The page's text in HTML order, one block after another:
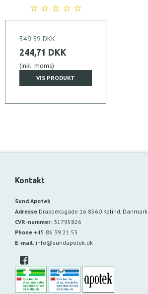
349,59 DKK
244,71 DKK
(inkl. moms)
VIS PRODUKT
Kontakt
Sund Apotek
Adresse Drasbeksgade 16 8560 Kolind, Danmark
CVR-nummer: 31795826
Phone +45 86 39 21 55
E-mail: info@sundapotek.dk